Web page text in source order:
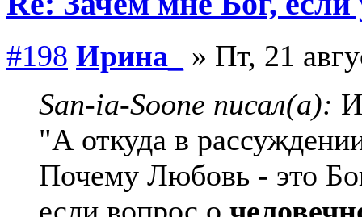
#198 Ирина_
» Пт, 21
San-ia-Soone писал(а):
"А откуда в
Почему Любовь - это
если вопрос о